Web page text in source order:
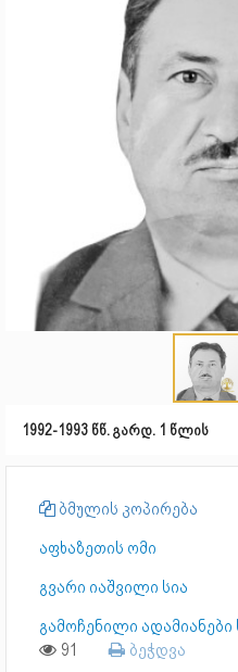
1992-1993 წწ. გარდ. 1 წლის
ბმულის კოპირება
აფხაზეთის ომი
გვარი იაშვილი სია
გამოჩენილი
91 ბეჭდვა